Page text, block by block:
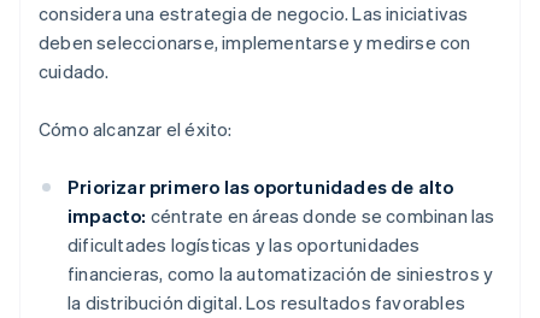
considera una estrategia de negocio. Las iniciativas
deben seleccionarse, implementarse y medirse con
cuidado.
Cómo alcanzar el éxito:
Priorizar primero las oportunidades de alto
impacto: céntrate en áreas donde se combinan las
dificultades logísticas y las oportunidades
financieras, como la automatización de siniestros y
la distribución digital. Los resultados favorables